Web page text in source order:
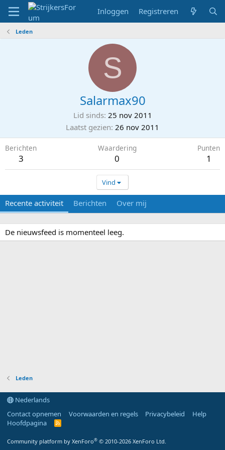
Inloggen Registreren
Leden
S
Salarmax90
Lid sinds 25 nov 2011
Laatst gezien 26 nov 2011
Berichten
3
Waardering
0
Punten
1
Vind
Recente activiteit Berichten Over mij
De nieuwsfeed is momenteel leeg.
Leden
Nederlands
Contact opnemen
Voorwaarden en regels Privacybeleid
Help
Hoofdpagina
R
Community platform by XenForo® © 2010-2026 XenForo Ltd.